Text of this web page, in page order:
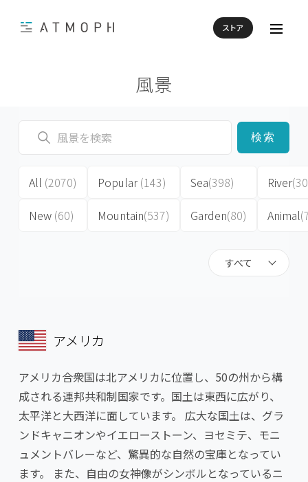
ストア
風景
すべて
検索
All (2070)
New (60)
Popular(143)
Mountain(537)
Sea(398)
Garden(80)
River
Animal
アメリカ
アメリカ合衆国は北アメリカに位置し、50の州から構
成される連邦共和制国家です。国土は東西に広がり、
太平洋と大西洋に面しています。 広大な国土は、グラ
ンドキャニオンやイエローストーン、ヨセミテ、モニ
ュメントバレーなど、驚異的な自然の宝庫となってい
ます。 また、自由の女神像がシンボルとなっているニ